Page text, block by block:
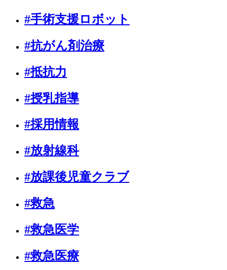
#手術支援ロボット
#抗がん剤治療
#抵抗力
#授乳指導
#採用情報
#放射線科
#放課後児童クラブ
#救急
#救急医学
#救急医療